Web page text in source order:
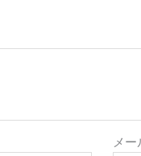
メー